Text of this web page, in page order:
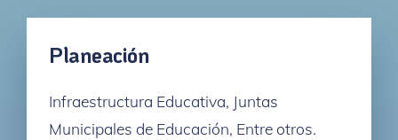
Planeación
Infraestructura Educativa, Juntas
Municipales de Educación, Entre otros.